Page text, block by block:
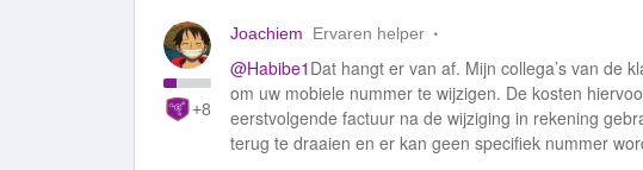
+8
Joachiem Ervaren helper
@Habibe1 Dat hangt er van af. Mijn collega’s van de
om uw mobiele nummer te wijzigen. De kosten
eerstvolgende factuur na de wijziging in rekening
terug te draaien en er kan geen specifiek nummer